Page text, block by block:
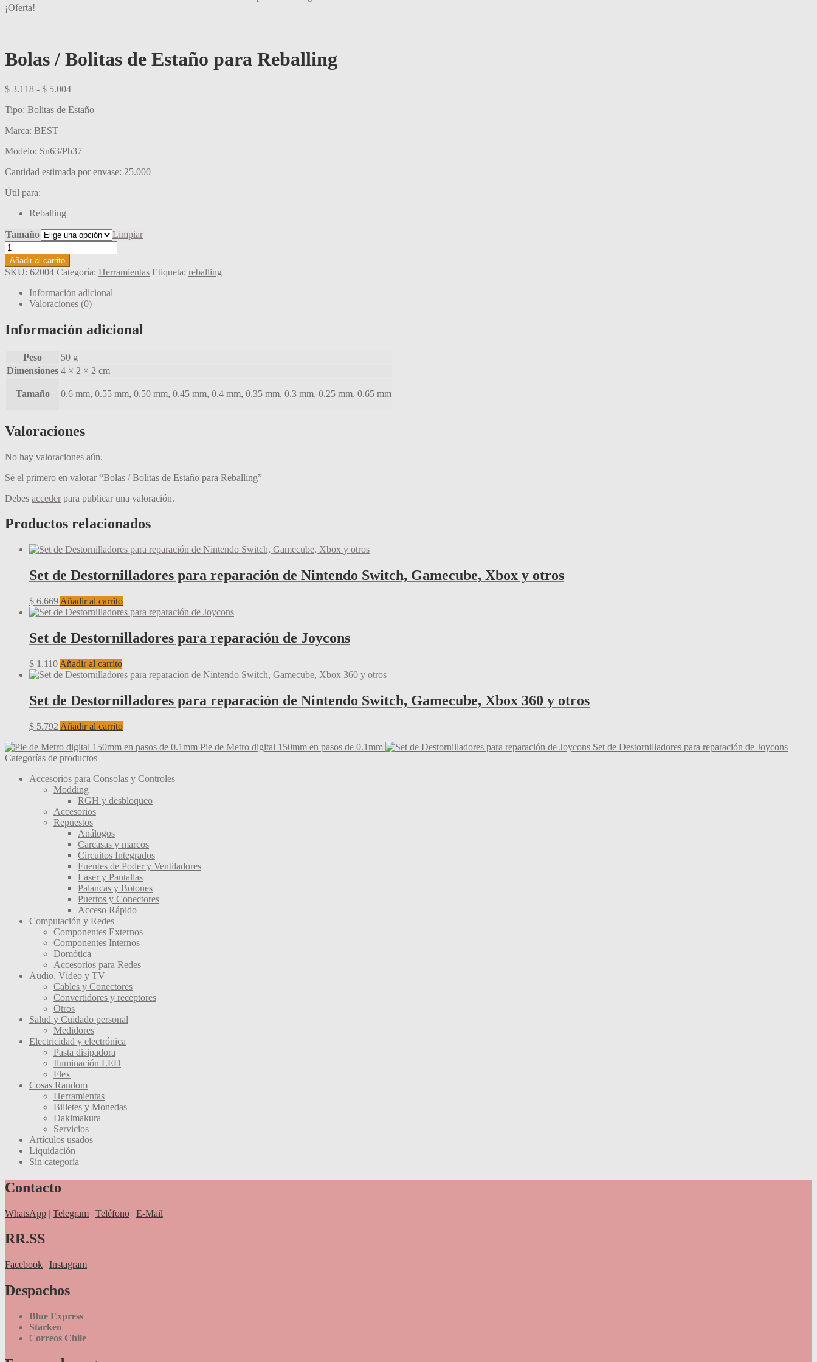
¡Oferta!
Bolas / Bolitas de Estaño para Reballing
$ 3.118 - $ 5.004Rango
precios:
$ 5.004
Tipo: Bolitas de Estaño
Marca: BEST
Modelo: Sn63/Pb37
Cantidad estimada por envase: 25.000
Útil para:
Reballing
Tamaño
Limpiar
Bolas
/
Bolitas
de
Estaño
para
Reballing
cantidad
Añadir al carrito
SKU: 62004 Categoría: Herramientas Etiqueta: reballing
Información adicional
Valoraciones (0)
Información adicional
Peso
50 g
Dimensiones 4 × 2 × 2 cm
Tamaño 0.6 mm, 0.55 mm, 0.50 mm, 0.45 mm, 0.4 mm, 0.35 mm, 0.3 mm, 0.25 mm, 0.65 mm
Valoraciones
No hay valoraciones aún.
Sé el primero en valorar “Bolas / Bolitas de Estaño para Reballing”
Debes acceder para publicar una valoración.
Productos relacionados
Set de Destornilladores para reparación de Nintendo Switch, Gamecube, Xbox y otros
$ 6.669 Añadir al carrito
Set de Destornilladores para reparación de Joycons
$ 1.110 Añadir al carrito
Set de Destornilladores para reparación de Nintendo Switch, Gamecube, Xbox 360 y otros
$ 5.792 Añadir al carrito
Pie de Metro digital 150mm en pasos de 0.1mm
Set de Destornilladores para reparación de Joycons
Categorías de productos
Accesorios para Consolas y Controles
Modding
RGH y desbloqueo
Accesorios
Repuestos
Análogos
Carcasas y marcos
Circuitos Integrados
Fuentes de Poder y Ventiladores
Laser y Pantallas
Palancas y Botones
Puertos y Conectores
Acceso Rápido
Computación y Redes
Componentes Externos
Componentes Internos
Domótica
Accesorios para Redes
Audio, Vídeo y TV
Cables y Conectores
Convertidores y receptores
Otros
Salud y Cuidado personal
Medidores
Electricidad y electrónica
Pasta disipadora
Iluminación LED
Flex
Cosas Random
Herramientas
Billetes y Monedas
Dakimakura
Servicios
Artículos usados
Liquidación
Sin categoría
Contacto
WhatsApp | Telegram | Teléfono | E-Mail
RR.SS
Facebook | Instagram
Despachos
Blue Express
Starken
Correos Chile